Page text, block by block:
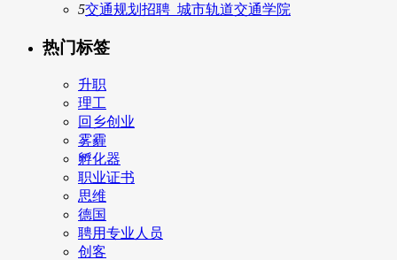
5交通规划招聘_城市轨道交通学院
热门标签
升职
理工
回乡创业
雾霾
孵化器
职业证书
思维
德国
聘用专业人员
创客